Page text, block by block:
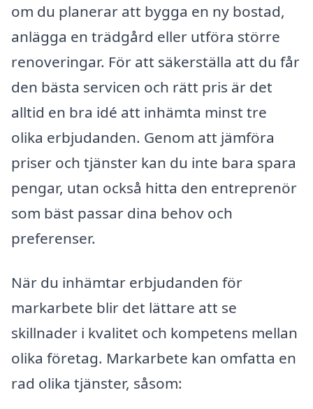
om du planerar att bygga en ny bostad,
anlägga en trädgård eller utföra större
renoveringar. För att säkerställa att du får
den bästa servicen och rätt pris är det
alltid en bra idé att inhämta minst tre
olika erbjudanden. Genom att jämföra
priser och tjänster kan du inte bara spara
pengar, utan också hitta den entreprenör
som bäst passar dina behov och
preferenser.
När du inhämtar erbjudanden för
markarbete blir det lättare att se
skillnader i kvalitet och kompetens mellan
olika företag. Markarbete kan omfatta en
rad olika tjänster, såsom: